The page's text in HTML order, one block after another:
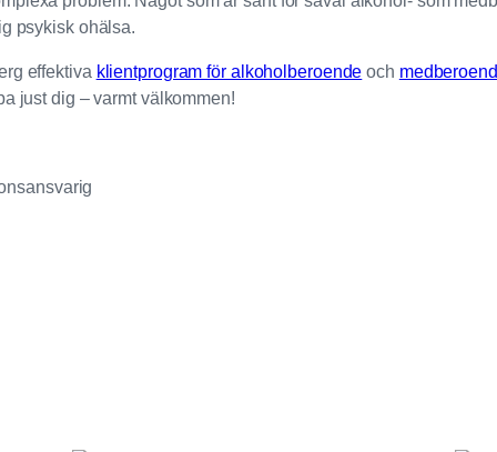
psykisk ohälsa.
effektiva klientprogram för alkoholberoende och
just dig – varmt välkommen!